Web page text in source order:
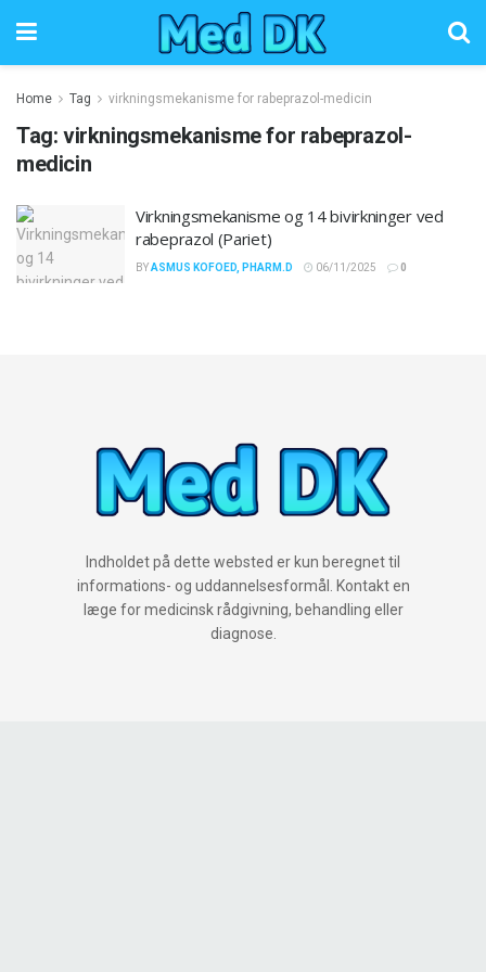
Home Tag virkningsmekanisme for rabeprazol-medicin
Tag: virkningsmekanisme for rabeprazol-
medicin
Virkningsmekanisme og 14 bivirkninger ved
rabeprazol (Pariet)
BYASMUS KOFOED, PHARM.D 06/11/2025 0
Indholdet på dette websted er kun beregnet til
informations- og uddannelsesformål. Kontakt en
læge for medicinsk rådgivning, behandling eller
diagnose.